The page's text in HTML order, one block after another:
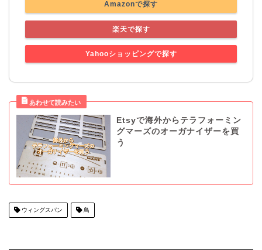
Amazonで探す
楽天で探す
Yahooショッピングで探す
Etsyで海外からテラフォーミン
グマーズのオーガナイザーを買
う
ウィングスパン 鳥